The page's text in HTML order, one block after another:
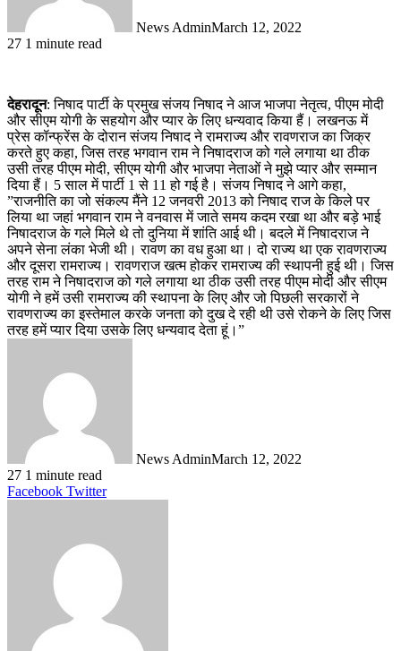
News AdminMarch 12, 2022
27 1 minute read
देहरादून: निषाद पार्टी के प्रमुख संजय निषाद ने आज भाजपा नेतृत्व, पीएम मोदी
और सीएम योगी के सहयोग और प्यार के लिए धन्यवाद किया हैं। लखनऊ में
प्रेस कॉन्फ्रेंस के दोरान संजय निषाद ने रामराज्य और रावणराज का जिक्र
करते हुए कहा, जिस तरह भगवान राम ने निषादराज को गले लगाया था ठीक
उसी तरह पीएम मोदी, सीएम योगी और भाजपा नेताओं ने मुझे प्यार और सम्मान
दिया हैं। 5 साल में पार्टी 1 से 11 हो गई है। संजय निषाद ने आगे कहा,
”राजनीति का जो संकल्प मैंने 12 जनवरी 2013 को निषाद राज के किले पर
लिया था जहां भगवान राम ने वनवास में जाते समय कदम रखा था और बड़े भाई
निषादराज के गले मिले थे तो दुनिया में शांति आई थी। बदले में निषादराज ने
अपने सेना लंका भेजी थी। रावण का वध हुआ था। दो राज्य था एक रावणराज्य
और दूसरा रामराज्य। रावणराज खत्म होकर रामराज्य की स्थापनी हुई थी। जिस
तरह राम ने निषादराज को गले लगाया था ठीक उसी तरह पीएम मोदी और सीएम
योगी ने हमें उसी रामराज्य की स्थापना के लिए और जो पिछली सरकारों ने
रावणराज्य का इस्तेमाल करके जनता को दुख दे रही थी उसे रोकने के लिए जिस
तरह हमें प्यार दिया उसके लिए धन्यवाद देता हूं।”
News AdminMarch 12, 2022
27 1 minute read
Facebook TwitterLinkedIn
Tumblr
Pinterest
Reddit
VKontakte
Share
Print